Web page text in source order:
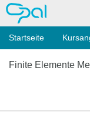
OPAL
Startseite
Finite Elemente